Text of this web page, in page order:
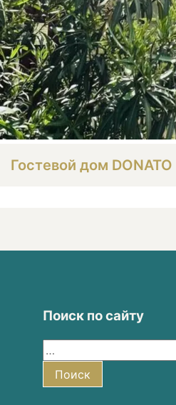
Гостевой дом DONATO
Поиск по сайту
Поиск